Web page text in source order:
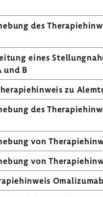
des
eines
und B
zu
des
von
von
Omali­zumab